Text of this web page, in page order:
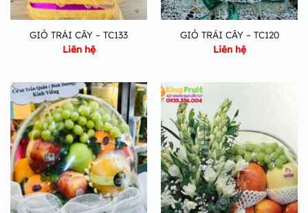
GIỎ TRÁI CÂY – TC133
Liên hệ
GIỎ TRÁI CÂY – TC120
Liên hệ